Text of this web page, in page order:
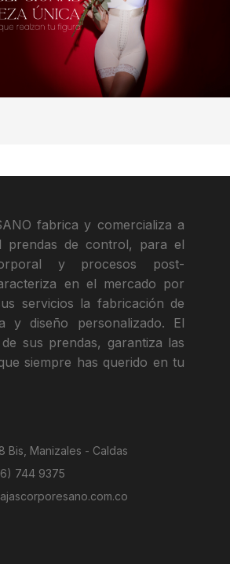
fabrica y comercializa a
prendas de control, para el
y procesos post-
en el mercado por
servicios la fabricación de
y diseño personalizado. El
sus prendas, garantiza las
siempre has querido en tu
Bis, Manizales - Caldas
744 9375